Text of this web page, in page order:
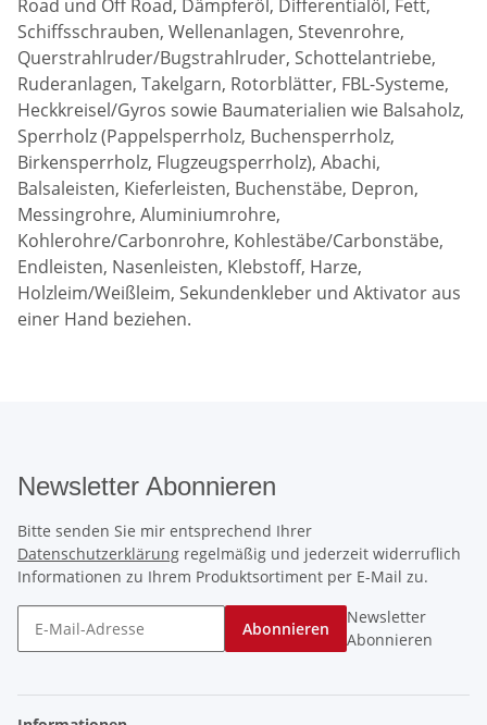
Road und Off Road, Dämpferöl, Differentialöl, Fett,
Schiffsschrauben, Wellenanlagen, Stevenrohre,
Querstrahlruder/Bugstrahlruder, Schottelantriebe,
Ruderanlagen, Takelgarn, Rotorblätter, FBL-Systeme,
Heckkreisel/Gyros sowie Baumaterialien wie Balsaholz,
Sperrholz (Pappelsperrholz, Buchensperrholz,
Birkensperrholz, Flugzeugsperrholz), Abachi,
Balsaleisten, Kieferleisten, Buchenstäbe, Depron,
Messingrohre, Aluminiumrohre,
Kohlerohre/Carbonrohre, Kohlestäbe/Carbonstäbe,
Endleisten, Nasenleisten, Klebstoff, Harze,
Holzleim/Weißleim, Sekundenkleber und Aktivator aus
einer Hand beziehen.
Newsletter Abonnieren
Bitte senden Sie mir entsprechend Ihrer
Datenschutzerklärung regelmäßig und jederzeit widerruflich
Informationen zu Ihrem Produktsortiment per E-Mail zu.
Abonnieren
Newsletter
Abonnieren